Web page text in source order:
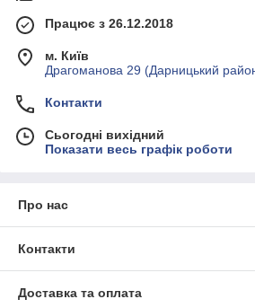
Працює з 26.12.2018
м. Київ
Драгоманова 29 (Дарницький
Контакти
Сьогодні вихідний
Показати весь графік роботи
Про нас
Контакти
Доставка та оплата